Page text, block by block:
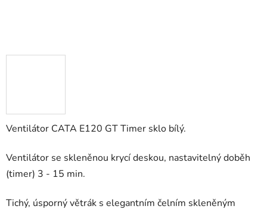
Ventilátor CATA E120 GT Timer sklo bílý.
Ventilátor se skleněnou krycí deskou, nastavitelný doběh
(timer) 3 - 15 min.
Tichý, úsporný větrák s elegantním čelním skleněným